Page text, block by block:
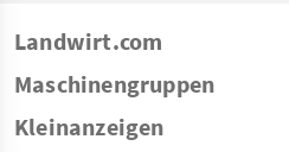
Landwirt.com
Maschinengruppen
Kleinanzeigen